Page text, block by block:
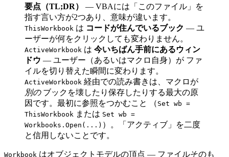
要点（TL;DR）
— VBAには「このファイル」を
指す言い方が2つあり、意味が違います。
ThisWorkbook は コードが住んでいるブック — ユ
ーザーが何をクリックしても変わりません。
ActiveWorkbook は 今いちばん手前にあるウィン
ドウ — ユーザー（あるいはマクロ自身）が ファ
イルを切り替えた瞬間に変わります。
ActiveWorkbook 経由での読み書きは、マクロが
別のブックを壊したり保存したりする最大の原
因です。最初に参照をつかむこと （ Set wb =
ThisWorkbook または Set wb =
Workbooks.Open(...) ）。「アクティブ」を二度
と信用しないことです。
Workbook はオブジェクトモデルの頂点 — ファイルそのも